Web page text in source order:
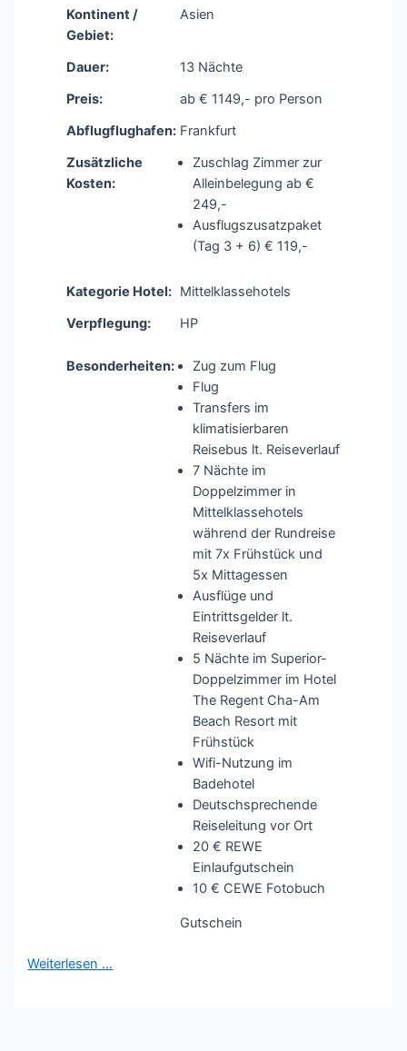
Kontinent /
Gebiet:
Asien
Dauer:
13 Nächte
Preis:
ab € 1149,- pro Person
Abflugflughafen: Frankfurt
Zusätzliche
Kosten:
Zuschlag Zimmer zur
Alleinbelegung ab €
249,-
Ausflugszusatzpaket
(Tag 3 + 6) € 119,-
Kategorie Hotel: Mittelklassehotels
Verpflegung:
HP
Besonderheiten:
Zug zum Flug
Flug
Transfers im
klimatisierbaren
Reisebus lt. Reiseverlauf
7 Nächte im
Doppelzimmer in
Mittelklassehotels
während der Rundreise
mit 7x Frühstück und
5x Mittagessen
Ausflüge und
Eintrittsgelder lt.
Reiseverlauf
5 Nächte im Superior-
Doppelzimmer im Hotel
The Regent Cha-Am
Beach Resort mit
Frühstück
Wifi-Nutzung im
Badehotel
Deutschsprechende
Reiseleitung vor Ort
20 € REWE
Einlaufgutschein
10 € CEWE Fotobuch
Gutschein
Weiterlesen …